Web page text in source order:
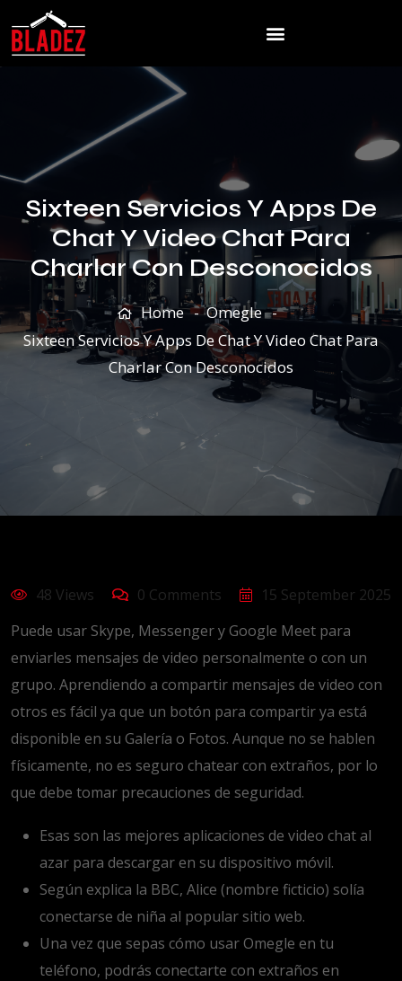
Sixteen Servicios Y Apps De
Chat Y Video Chat Para
Charlar Con Desconocidos
Home
Omegle
Sixteen Servicios Y Apps De Chat Y Video Chat Para
Charlar Con Desconocidos
48 Views 0 Comments
15 September 2025
Puede usar Skype, Messenger y Google Meet para
enviarles mensajes de video personalmente o con un
grupo. Aprendiendo a compartir mensajes de video con
otros es fácil ya que un botón para compartir ya está
disponible en su Galería o Fotos. Aunque no se hablen
físicamente, no es seguro chatear con extraños, por lo
que debe tomar precauciones de seguridad.
Esas son las mejores aplicaciones de video chat al
azar para descargar en su dispositivo móvil.
Según explica la BBC, Alice (nombre ficticio) solía
conectarse de niña al popular sitio web.
Una vez que sepas cómo usar Omegle en tu
teléfono, podrás conectarte con extraños en